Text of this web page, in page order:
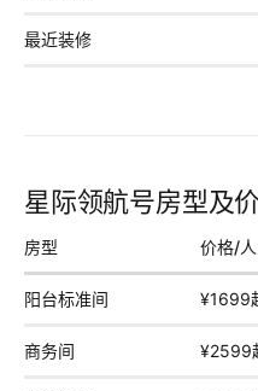
最近装修
星际领航号房型及
房型 价格/人
阳台标准间 ¥1699
商务间 ¥2599